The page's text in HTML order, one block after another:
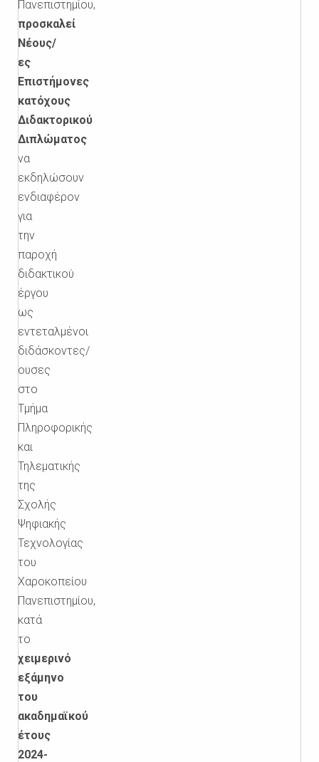
Πανεπιστημίου,
προσκαλεί
Νέους/
ες
Επιστήμονες
κατόχους
Διδακτορικού
Διπλώματος
να
εκδηλώσουν
ενδιαφέρον
για
την
παροχή
διδακτικού
έργου
ως
εντεταλμένοι
διδάσκοντες/
ουσες
στο
Τμήμα
Πληροφορικής
και
Τηλεματικής
της
Σχολής
Ψηφιακής
Τεχνολογίας
του
Χαροκοπείου
Πανεπιστημίου,
κατά
το
χειμερινό
εξάμηνο
του
ακαδημαϊκού
έτους
2024-